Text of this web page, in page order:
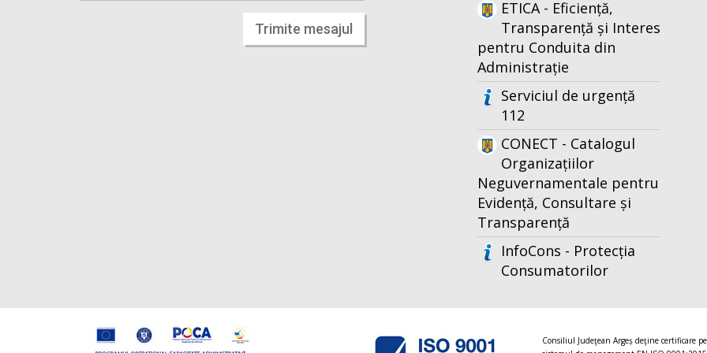
Trimite mesajul
ETICA - Eficiență,
Transparență și Interes
pentru Conduita din
Administrație
Serviciul de urgență
112
CONECT - Catalogul
Organizațiilor
Neguvernamentale pentru
Evidență, Consultare și
Transparență
InfoCons - Protecția
Consumatorilor
Consiliul Judeţean Argeș deţine certificare